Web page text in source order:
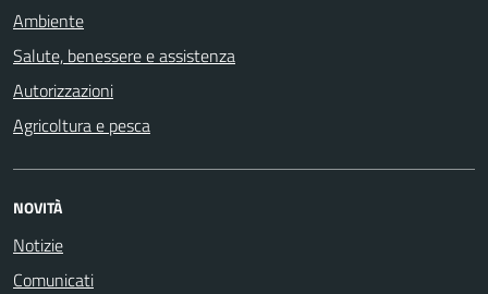
Ambiente
Salute, benessere e assistenza
Autorizzazioni
Agricoltura e pesca
NOVITÀ
Notizie
Comunicati